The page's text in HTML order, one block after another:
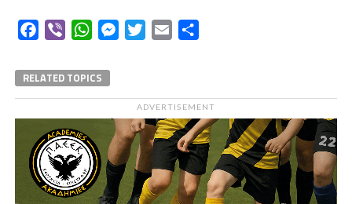
Facebook
Viber WhatsAppMessengerTwitterEmail
RELATED TOPICS
ADVERTISEMENT